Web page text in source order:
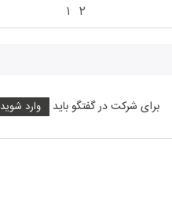
۱ ۲
برای شرکت در گفتگو باید وارد شوید